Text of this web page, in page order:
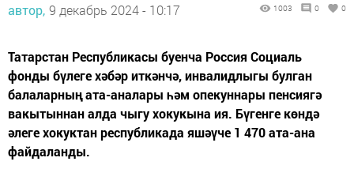
автор, 9 декабрь 2024 - 10:17 1003 0 0
Татарстан Республикасы буенча Россия Социаль
фонды бүлеге хәбәр иткәнчә, инвалидлыгы булган
балаларның ата-аналары һәм опекуннары пенсиягә
вакытыннан алда чыгу хокукына ия. Бүгенге көндә
әлеге хокуктан республикада яшәүче 1 470 ата-ана
файдаланды.